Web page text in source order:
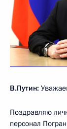
В.Путин:
Поздравляю
персонал